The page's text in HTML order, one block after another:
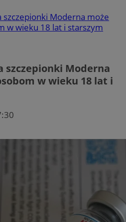
szczepionki Moderna może
w wieku 18 lat i starszym
szczepionki Moderna
w wieku 18 lat i